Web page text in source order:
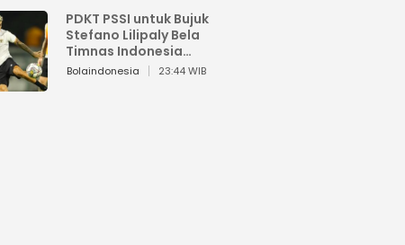
PDKT PSSI untuk Bujuk
Stefano Lilipaly Bela
Timnas Indonesia
Berakhir Berantakan
Bolaindonesia 23:44 WIB